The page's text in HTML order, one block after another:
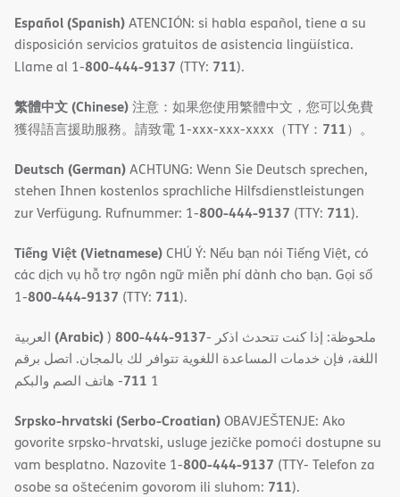
Español (Spanish)ATENCIÓN: si habla español, tiene a su
disposición servicios gratuitos de asistencia lingüística.
Llame al 1-800-444-9137 (TTY: 711).
繁體中文 (Chinese)注意：如果您使用繁體中文，您可以免費
獲得語言援助服務。請致電 1-xxx-xxx-xxxx（TTY： 711）。
Deutsch (German)ACHTUNG: Wenn Sie Deutsch sprechen,
stehen Ihnen kostenlos sprachliche Hilfsdienstleistungen
zur Verfügung. Rufnummer: 1-800-444-9137 (TTY: 711).
Tiếng Việt (Vietnamese)CHÚ Ý: Nếu bạn nói Tiếng Việt, có
các dịch vụ hỗ trợ ngôn ngữ miễn phí dành cho bạn. Gọi số
1-800-444-9137 (TTY: 711).
(Arabic)) 800-444-9137- ملحوظة: إذا كنت تتحدث اذكر
اللغة، فإن خدمات المساعدة اللغویة تتوافر لك بالمجان. اتصل برقم
1
711- ھاتف الصم والبكم
Srpsko-hrvatski (Serbo-Croatian)OBAVJEŠTENJE: Ako
govorite srpsko-hrvatski, usluge jezičke pomoći dostupne su
vam besplatno. Nazovite 1-800-444-9137 (TTY- Telefon za
osobe sa oštećenim govorom ili sluhom: 711).